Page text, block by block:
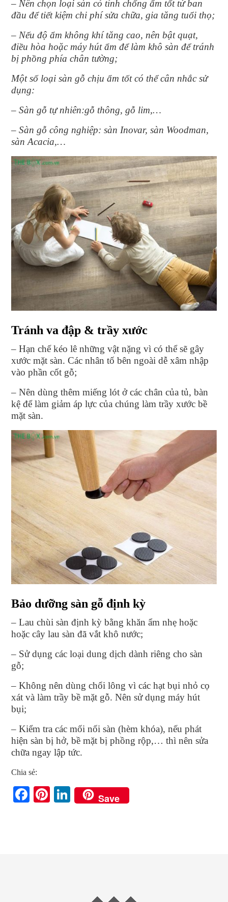
– Nên chọn loại sàn có tính chống ẩm tốt từ ban
đầu để tiết kiệm chi phí sửa chữa, gia tăng tuổi thọ;
– Nếu độ ẩm không khí tăng cao, nên bật quạt,
điều hòa hoặc máy hút ẩm để làm khô sàn để tránh
bị phồng phía chân tường;
Một số loại sàn gỗ chịu ẩm tốt có thể cân nhắc sử
dụng:
– Sàn gỗ tự nhiên:gỗ thông, gỗ lim,…
– Sàn gỗ công nghiệp: sàn Inovar, sàn Woodman,
sàn Acacia,…
Tránh va đập & trầy xước
– Hạn chế kéo lê những vật nặng vì có thể sẽ gây
xước mặt sàn. Các nhân tố bên ngoài dễ xâm nhập
vào phần cốt gỗ;
– Nên dùng thêm miếng lót ở các chân của tủ, bàn
kệ để làm giảm áp lực của chúng làm trầy xước bề
mặt sàn.
Bảo dưỡng sàn gỗ định kỳ
– Lau chùi sàn định kỳ bằng khăn ẩm nhẹ hoặc
hoặc cây lau sàn đã vắt khô nước;
– Sử dụng các loại dung dịch dành riêng cho sàn
gỗ;
– Không nên dùng chổi lông vì các hạt bụi nhỏ cọ
xát và làm trầy bề mặt gỗ. Nên sử dụng máy hút
bụi;
– Kiểm tra các mối nối sàn (hèm khóa), nếu phát
hiện sàn bị hở, bề mặt bị phồng rộp,… thì nên sửa
chữa ngay lập tức.
Chia sẻ:
Facebook
Pinterest
LinkedIn
Save